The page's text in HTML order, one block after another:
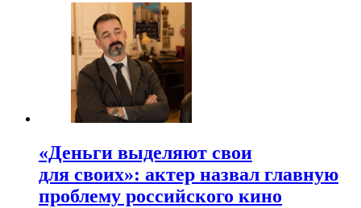
«Деньги выделяют свои
для своих»: актер назвал главную
проблему российского кино